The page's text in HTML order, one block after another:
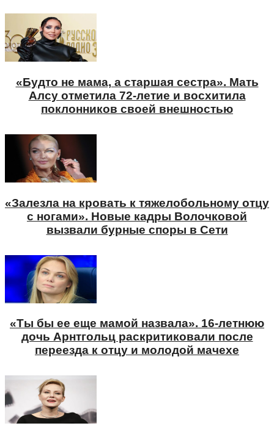
«Будто не мама, а старшая сестра». Мать
Алсу отметила 72-летие и восхитила
поклонников своей внешностью
«Залезла на кровать к тяжелобольному отцу
с ногами». Новые кадры Волочковой
вызвали бурные споры в Сети
«Ты бы ее еще мамой назвала». 16-летнюю
дочь Арнтгольц раскритиковали после
переезда к отцу и молодой мачехе